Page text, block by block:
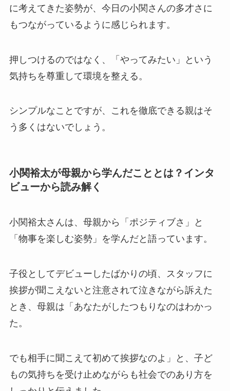
に考えてきた姿勢が、今日の小関さんの多才さに
もつながっているように感じられます。
押しつけるのではなく、「やってみたい」という
気持ちを尊重して環境を整える。
シンプルなことですが、これを徹底できる親はそ
う多くはないでしょう。
小関裕太が母親から学んだこととは？インタ
ビューから読み解く
小関裕太さんは、母親から「ポジティブさ」と
「物事を楽しむ姿勢」を学んだと語っています。
子役としてデビューしたばかりの頃、スタッフに
挨拶が聞こえないと注意されて泣きながら訴えた
とき、母親は「あなたがしたつもりなのはわかっ
た。
でも相手に聞こえて初めて挨拶なのよ」と、子ど
もの気持ちを受け止めながらも社会でのあり方を